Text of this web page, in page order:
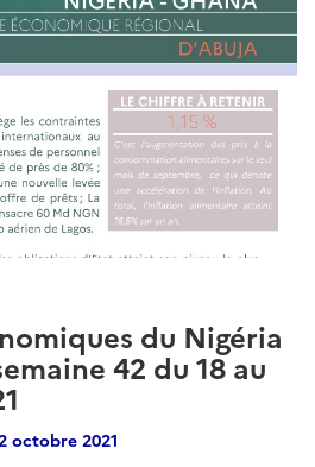
du Nigéria
42 du 18 au
octobre 2021